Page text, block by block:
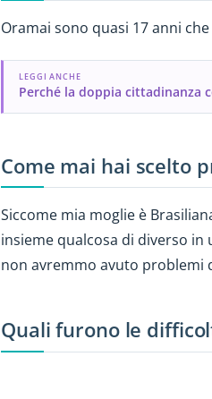
Oramai sono quasi 17 anni
LEGGI ANCHE
Perché la doppia cittadinanza
Come mai hai scelto
Siccome mia moglie è
insieme qualcosa di diverso
non avremmo avuto problemi
Quali furono le